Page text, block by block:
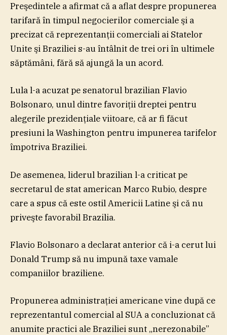
Preşedintele a afirmat că a aflat despre propunerea
tarifară în timpul negocierilor comerciale şi a
precizat că reprezentanţii comerciali ai Statelor
Unite şi Braziliei s-au întâlnit de trei ori în ultimele
săptămâni, fără să ajungă la un acord.
Lula l-a acuzat pe senatorul brazilian Flavio
Bolsonaro, unul dintre favoriţii dreptei pentru
alegerile prezidenţiale viitoare, că ar fi făcut
presiuni la Washington pentru impunerea tarifelor
împotriva Braziliei.
De asemenea, liderul brazilian l-a criticat pe
secretarul de stat american Marco Rubio, despre
care a spus că este ostil Americii Latine şi că nu
priveşte favorabil Brazilia.
Flavio Bolsonaro a declarat anterior că i-a cerut lui
Donald Trump să nu impună taxe vamale
companiilor braziliene.
Propunerea administraţiei americane vine după ce
reprezentantul comercial al SUA a concluzionat că
anumite practici ale Braziliei sunt „nerezonabile”